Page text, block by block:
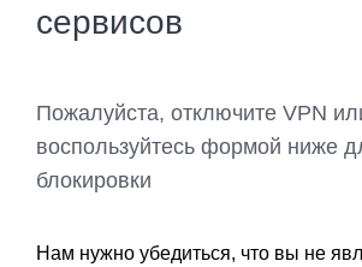
сервисов
Пожалуйста, отключите VPN
воспользуйтесь формой ниже
блокировки
Нам нужно убедиться, что вы не